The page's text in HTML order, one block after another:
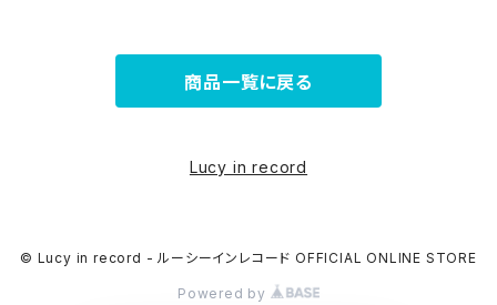
商品一覧に戻る
Lucy in record
© Lucy in record - ルーシーインレコード OFFICIAL ONLINE STORE
Powered by